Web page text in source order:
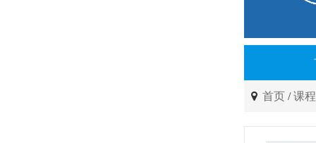
首页 /课